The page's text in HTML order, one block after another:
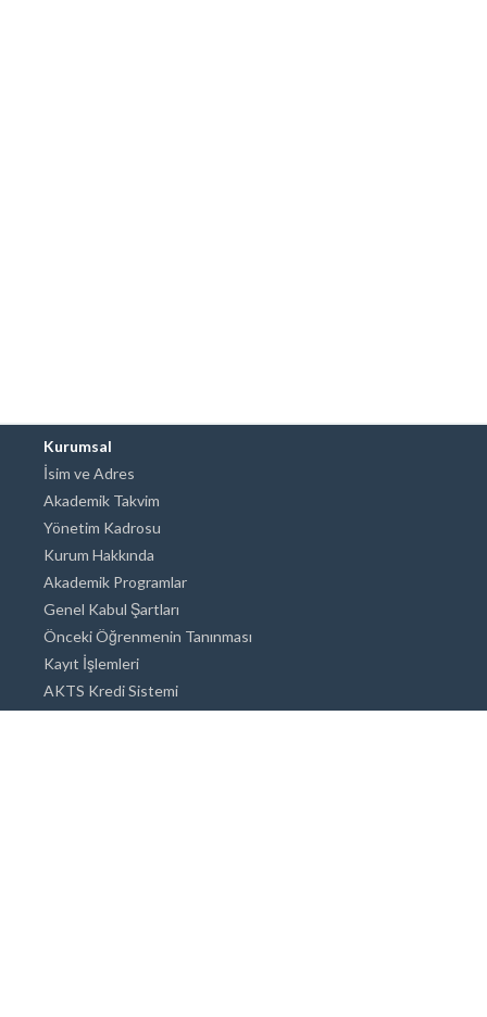
Kurumsal
İsim ve Adres
Akademik Takvim
Yönetim Kadrosu
Kurum Hakkında
Akademik Programlar
Genel Kabul Şartları
Önceki Öğrenmenin Tanınması
Kayıt İşlemleri
AKTS Kredi Sistemi